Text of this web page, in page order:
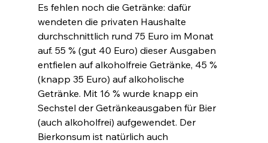
Es fehlen noch die Getränke: dafür
wendeten die privaten Haushalte
durchschnittlich rund 75 Euro im Monat
auf. 55 % (gut 40 Euro) dieser Ausgaben
entfielen auf alkoholfreie Getränke, 45 %
(knapp 35 Euro) auf alkoholische
Getränke. Mit 16 % wurde knapp ein
Sechstel der Getränkeausgaben für Bier
(auch alkoholfrei) aufgewendet. Der
Bierkonsum ist natürlich auch